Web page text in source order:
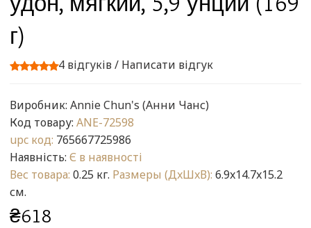
г)
4 відгуків/ Написати відгук
Виробник: Annie Chun's (Анни Чанс)
Код товару: ANE-72598
upc код: 765667725986
Наявність: Є в наявності
Вес товара: 0.25 кг. Размеры (ДxШxВ): 6.9x14.7x15.2
см.
₴618